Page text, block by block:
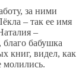
за ними
– так ее имя
–
бабушка
книг, видел, как
молились.